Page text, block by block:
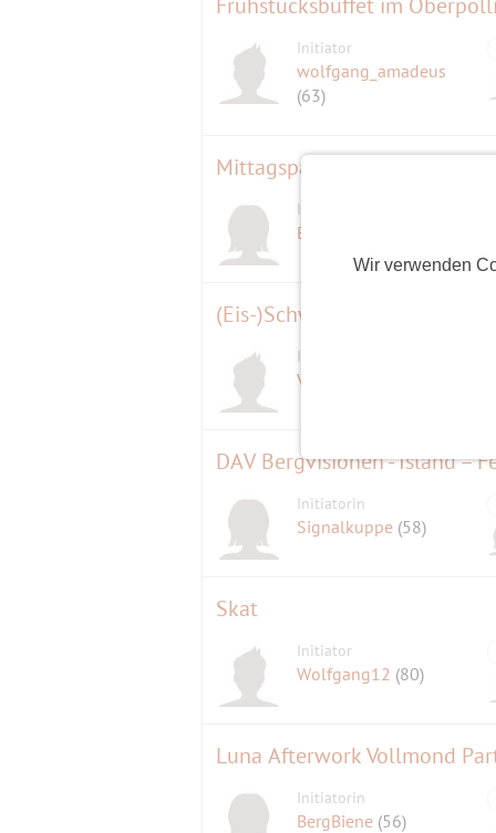
Wir verwenden
Initiator
wolfgang_amadeus
(63)
Mittagspause im "Rebstöckle"
Initiatorin
Bärbel
(Eis-)Schwimmen im
Initiator
Verve
DAV Bergvisionen - Island –
Initiatorin
Signalkuppe (58)
Skat
Initiator
Wolfgang12 (80)
Luna Afterwork Vollmond
Initiatorin
BergBiene (56)